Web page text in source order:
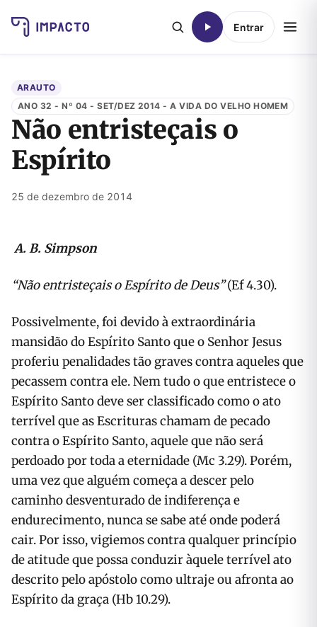
Entrar
ARAUTO
ANO 32 - Nº 04 - SET/DEZ 2014 - A VIDA DO VELHO HOMEM
Não entristeçais o
Espírito
25 de dezembro de 2014
A. B. Simpson
“Não entristeçais o Espírito de Deus”(Ef 4.30).
Possivelmente, foi devido à extraordinária
mansidão do Espírito Santo que o Senhor Jesus
proferiu penalidades tão graves contra aqueles que
pecassem contra ele. Nem tudo o que entristece o
Espírito Santo deve ser classificado como o ato
terrível que as Escrituras chamam de pecado
contra o Espírito Santo, aquele que não será
perdoado por toda a eternidade (Mc 3.29). Porém,
uma vez que alguém começa a descer pelo
caminho desventurado de indiferença e
endurecimento, nunca se sabe até onde poderá
cair. Por isso, vigiemos contra qualquer princípio
de atitude que possa conduzir àquele terrível ato
descrito pelo apóstolo como ultraje ou afronta ao
Espírito da graça (Hb 10.29).